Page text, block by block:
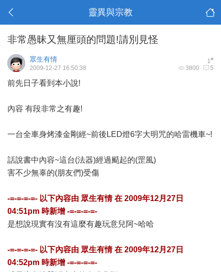
靈異與宗教
非常愚昧又無厘頭的問題!請別見怪
1#
眾生有情
3800 5
2009-12-27 16:50:38
前先日子看到本小說!
內容 有段非常之有趣!
一台全車身烤漆金剛經~前後LED燈6字大明咒的哈雷機車~!
話說書中內容~這台(法器)經過颳起的(罡風)
害不少無辜的(朋友們)受傷
-=-=-=-=- 以下內容由 眾生有情在 2009年12月27日
04:51pm 時新增 -=-=-=-=-
是想說現實有沒有這麼有趣玩意兒阿~哈哈
-=-=-=-=- 以下內容由 眾生有情在 2009年12月27日
04:52pm 時新增 -=-=-=-=-